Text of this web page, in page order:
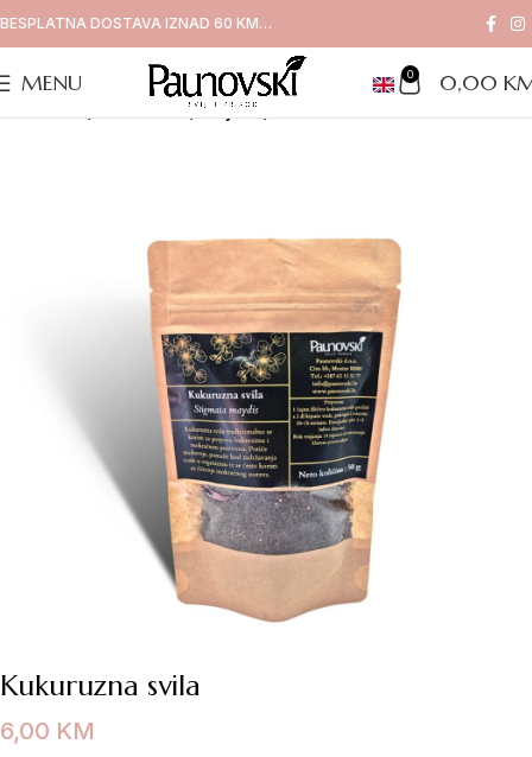
BESPLATNA DOSTAVA IZNAD 60 KM…
MENU 0 0,00
/Čajevi
Kukuruzna svila
6,00 KM